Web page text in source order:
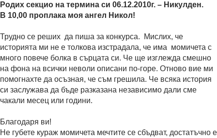
Родих секцио на термина си 06.12.2010г. – Никулден.
В 10,00 проплака моя ангел Никол!
Трудно се реших да пиша за конкурса. Мислих, че
историята ми не е толкова изстрадала, че има момичета с
много повече болка в сърцата си. Че ще изглежда смешно
на фона на всички неволи описани по-горе. Отново вие ми
помогнахте да осъзная, че съм грешила. Че всяка история
си заслужава да бъде разказана независимо дали сме
чакали месец или години.
Благодаря ви!
Не губете кураж момичета мечтите се сбъдват, достатъчно е